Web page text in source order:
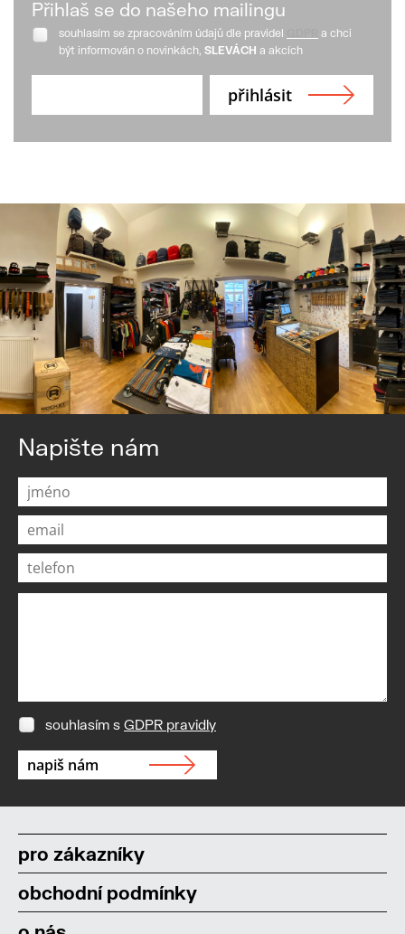
Přihlaš se do našeho mailingu
souhlasím se zpracováním údajů dle pravidel
a chci
být informován o novinkách, SLEVÁCH a akcích
Napište nám
souhlasím s GDPR pravidly
pro zákazníky
obchodní podmínky